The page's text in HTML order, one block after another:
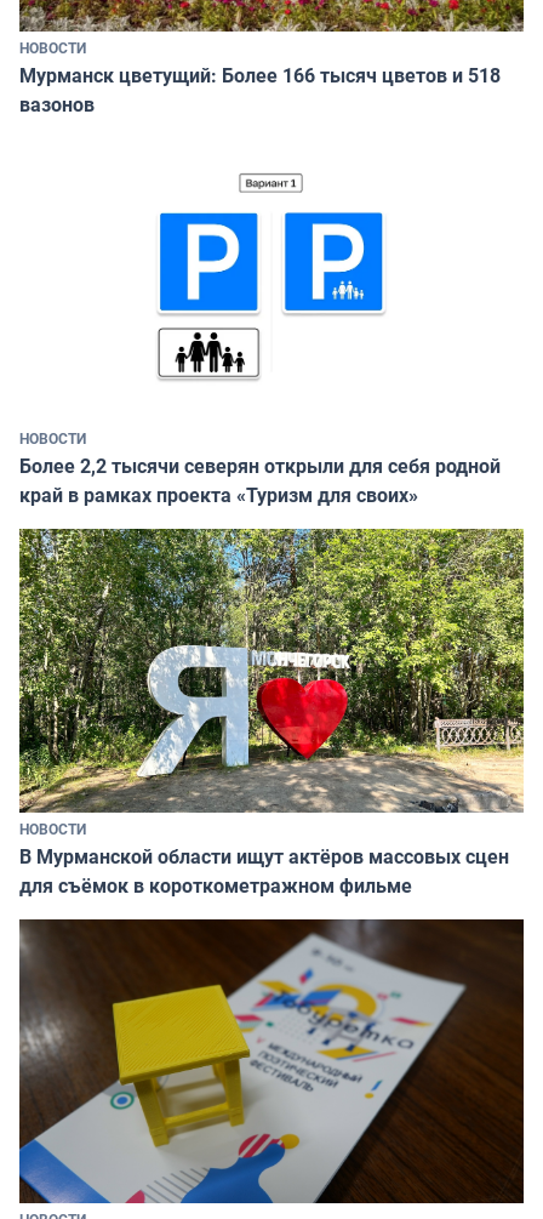
НОВОСТИ
Мурманск цветущий: Более 166 тысяч цветов и 518
вазонов
НОВОСТИ
Более 2,2 тысячи северян открыли для себя родной
край в рамках проекта «Туризм для своих»
НОВОСТИ
В Мурманской области ищут актёров массовых сцен
для съёмок в короткометражном фильме